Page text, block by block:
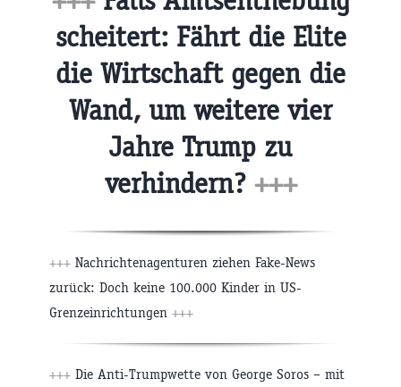
scheitert: Fährt die Elite
die Wirtschaft gegen die
Wand, um weitere vier
Jahre Trump zu
verhindern? +++
+++ Nachrichtenagenturen ziehen Fake-News
zurück: Doch keine 100.000 Kinder in US-
Grenzeinrichtungen +++
+++ Die Anti-Trumpwette von George Soros – mit